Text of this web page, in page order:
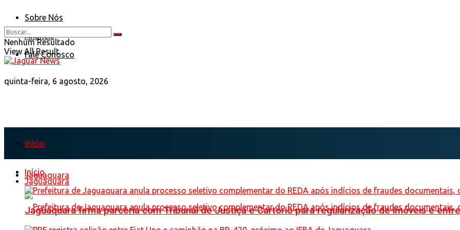
Sobre Nós
Anuncie
Fale Conosco
quinta-feira, 6 agosto, 2026
Nenhum Resultado
View All Result
Início
Jaguaquara
Início
Jaguaquara
Jaguaquara firma parceria com Tribunal de Justiça e Cartório para regularização de imóveis e